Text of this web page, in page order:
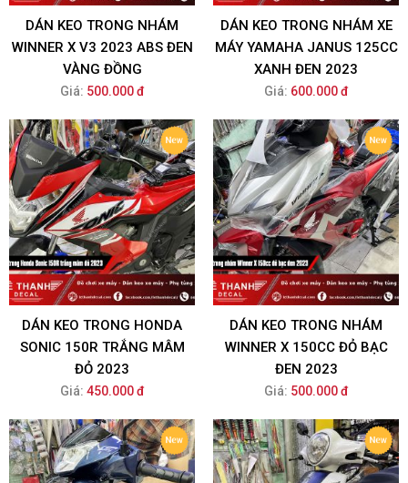
DÁN KEO TRONG NHÁM
WINNER X V3 2023 ABS ĐEN
VÀNG ĐỒNG
Giá: 500.000 đ
DÁN KEO TRONG NHÁM XE
MÁY YAMAHA JANUS 125CC
XANH ĐEN 2023
Giá: 600.000 đ
DÁN KEO TRONG HONDA
SONIC 150R TRẮNG MÂM
ĐỎ 2023
Giá: 450.000 đ
DÁN KEO TRONG NHÁM
WINNER X 150CC ĐỎ BẠC
ĐEN 2023
Giá: 500.000 đ